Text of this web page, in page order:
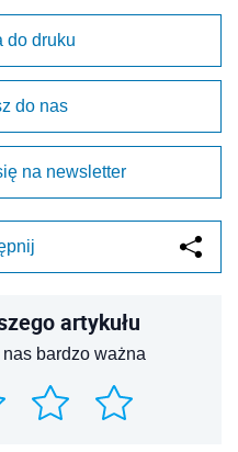
do druku
do nas
na newsletter
artykułu
bardzo ważna